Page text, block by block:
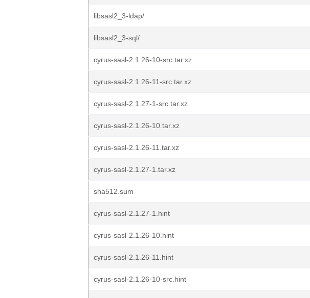
libsasl2_3-ldap/
libsasl2_3-sql/
cyrus-sasl-2.1.26-10-src.tar.xz
cyrus-sasl-2.1.26-11-src.tar.xz
cyrus-sasl-2.1.27-1-src.tar.xz
cyrus-sasl-2.1.26-10.tar.xz
cyrus-sasl-2.1.26-11.tar.xz
cyrus-sasl-2.1.27-1.tar.xz
sha512.sum
cyrus-sasl-2.1.27-1.hint
cyrus-sasl-2.1.26-10.hint
cyrus-sasl-2.1.26-11.hint
cyrus-sasl-2.1.26-10-src.hint